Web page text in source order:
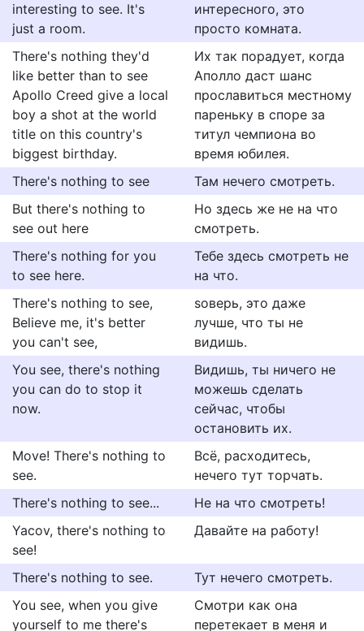
interesting to see. It's
just a room.
интересного, это
просто комната.
There's nothing they'd
like better than to see
Apollo Creed give a local
boy a shot at the world
title on this country's
biggest birthday.
Их так порадует, когда
Аполло даст шанс
прославиться местному
пареньку в споре за
титул чемпиона во
время юбилея.
There's nothing to see
Там нечего смотреть.
But there's nothing to
see out here
Но здесь же не на что
смотреть.
There's nothing for you
to see here.
Тебе здесь смотреть не
на что.
There's nothing to see,
Believe me, it's better
you can't see,
ѕоверь, это даже
лучше, что ты не
видишь.
You see, there's nothing
you can do to stop it
now.
Видишь, ты ничего не
можешь сделать
сейчас, чтобы
остановить их.
Move! There's nothing to
see.
Всё, расходитесь,
нечего тут торчать.
There's nothing to see...
Не на что смотреть!
Yacov, there's nothing to
see!
Давайте на работу!
There's nothing to see.
Тут нечего смотреть.
You see, when you give
yourself to me there's
Смотри как она
перетекает в меня и